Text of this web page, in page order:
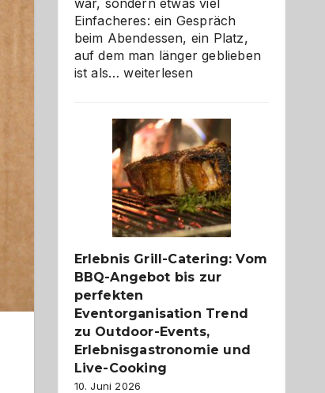
war, sondern etwas viel
Einfacheres: ein Gespräch
beim Abendessen, ein Platz,
auf dem man länger geblieben
ist als…Als
die
Gelegenheit,
neue
Reiseziele
zu
entdecken
weiterlesen
Erlebnis Grill-Catering: Vom
BBQ-Angebot bis zur
perfekten
Eventorganisation Trend
zu Outdoor-Events,
Erlebnisgastronomie und
Live-Cooking
10. Juni 2026